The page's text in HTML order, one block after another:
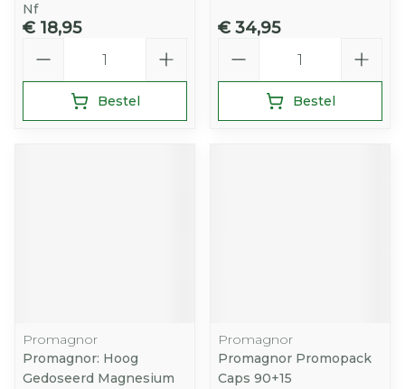
Nf
€ 18,95
Bestel
€ 34,95
Bestel
Promagnor
Promagnor: Hoog
Gedoseerd Magnesium
Promagnor
Promagnor Promopack
Caps 90+15